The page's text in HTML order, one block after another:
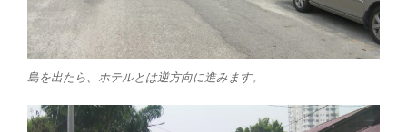
島を出たら、ホテルとは逆方向に進みます。